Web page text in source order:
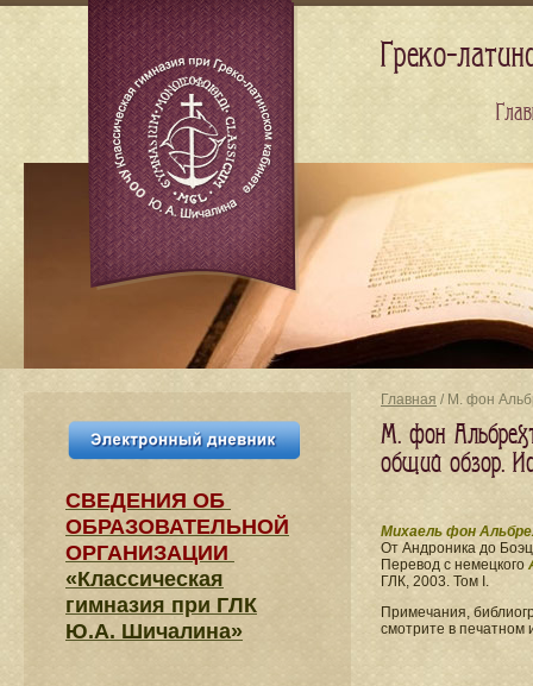
Главная / М. фон
М. фон
общий обзор.
Михаель фон
От Андроника до
Перевод с немецкого
ГЛК, 2003. Том I.
Примечания,
смотрите в печатном
СВЕДЕНИЯ​ ОБ
ОБРАЗОВАТЕЛЬНОЙ
ОРГАНИЗАЦИИ
«Классическая
гимназия при ГЛК
Ю.А. Шичалина»
Греко-